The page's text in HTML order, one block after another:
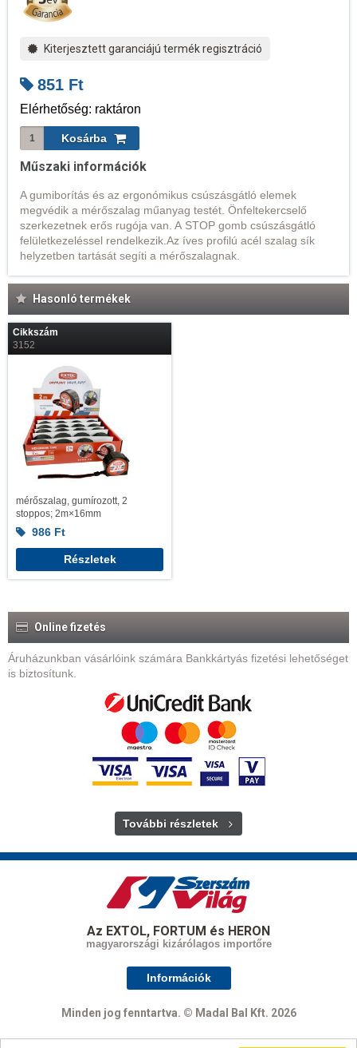
Kiterjesztett garanciájú termék regisztráció
851 Ft
Elérhetőség: raktáron
Műszaki információk
A gumiborítás és az ergonómikus csúszásgátló elemek
megvédik a mérőszalag műanyag testét. Önfeltekercselő
szerkezetnek erős rugója van. A STOP gomb csúszásgátló
felületkezeléssel rendelkezik.Az íves profilú acél szalag sík
helyzetben tartását segíti a mérőszalagnak.
Hasonló termékek
Cikkszám
3152
mérőszalag, gumírozott, 2
stoppos; 2m×16mm
986 Ft
Részletek
Online fizetés
Áruházunkban vásárlóink számára Bankkártyás fizetési lehetőséget
is biztosítunk.
További részletek
Az EXTOL, FORTUM és HERON
magyarországi kizárólagos importőre
Információk
Minden jog fenntartva. © Madal Bal Kft. 2026